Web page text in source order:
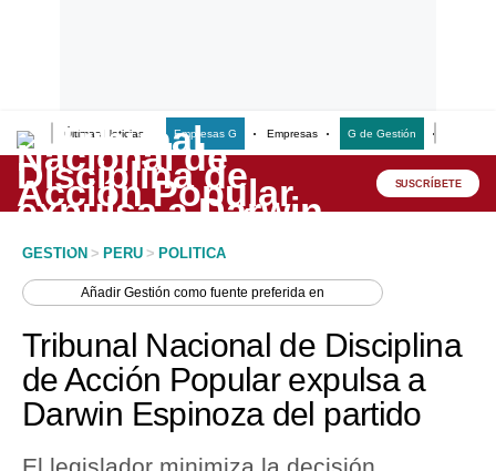
Últimas Noticias Empresas G Empresas G de Gestión
Lo último
Peru Quiosco
Economía
Mercados
SUSCRÍBETE
GESTION > PERU > POLITICA
AñadirGestión como fuente preferida en
Tribunal Nacional de Disciplina
de Acción Popular expulsa a
Darwin Espinoza del partido